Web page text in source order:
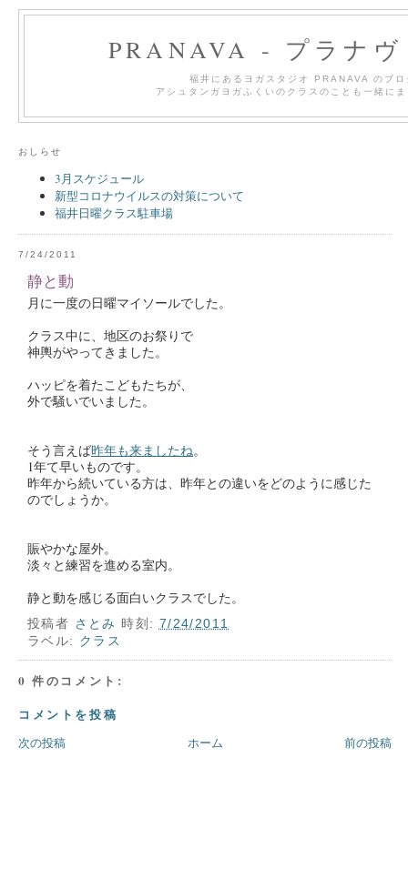
PRANAVA - プラナ
福井にあるヨガスタジオ PRANAVA のブロ
アシュタンガヨガふくいのクラスのことも一緒に
おしらせ
3月スケジュール
新型コロナウイルスの対策について
福井日曜クラス駐車場
7/24/2011
静と動
月に一度の日曜マイソールでした。
クラス中に、地区のお祭りで
神輿がやってきました。
ハッピを着たこどもたちが、
外で騒いでいました。
そう言えば昨年も来ましたね。
1年て早いものです。
昨年から続いている方は、昨年との違いをどのように感じた
のでしょうか。
賑やかな屋外。
淡々と練習を進める室内。
静と動を感じる面白いクラスでした。
投稿者 さとみ 時刻: 7/24/2011
ラベル: クラス
0 件のコメント:
コメントを投稿
次の投稿 前の投稿
ホーム